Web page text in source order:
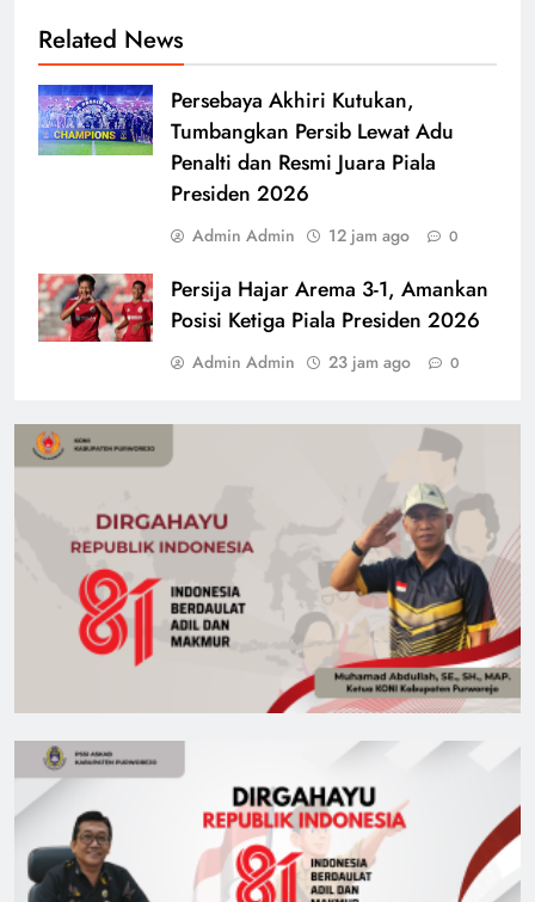
Related News
Persebaya Akhiri Kutukan,
Tumbangkan Persib Lewat Adu
Penalti dan Resmi Juara Piala
Presiden 2026
Admin Admin 12 jam ago 0
Persija Hajar Arema 3-1, Amankan
Posisi Ketiga Piala Presiden 2026
Admin Admin 23 jam ago 0